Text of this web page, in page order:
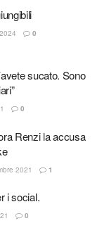
0
sucato. Sono
0
Renzi la accusa
2021 1
i social.
0